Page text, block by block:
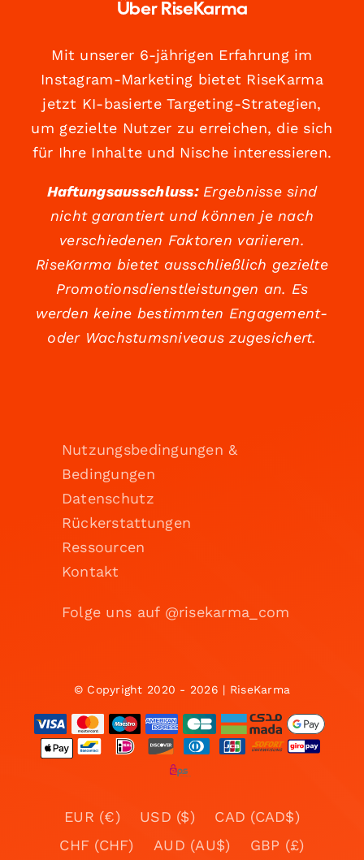
Über RiseKarma
Mit unserer 6-jährigen Erfahrung im
Instagram-Marketing bietet RiseKarma
jetzt KI-basierte Targeting-Strategien,
um gezielte Nutzer zu erreichen, die sich
für Ihre Inhalte und Nische interessieren.
Haftungsausschluss:Ergebnisse sind
nicht garantiert und können je nach
verschiedenen Faktoren variieren.
RiseKarma bietet ausschließlich gezielte
Promotionsdienstleistungen an. Es
werden keine bestimmten Engagement-
oder Wachstumsniveaus zugesichert.
Nutzungsbedingungen &
Bedingungen
Datenschutz
Rückerstattungen
Ressourcen
Kontakt
Folge uns auf @risekarma_com
© Copyright 2020 - 2026 | RiseKarma
EUR (€) USD ($)
CAD (CAD$)
CHF (CHF)
AUD (AU$)
GBP (£)